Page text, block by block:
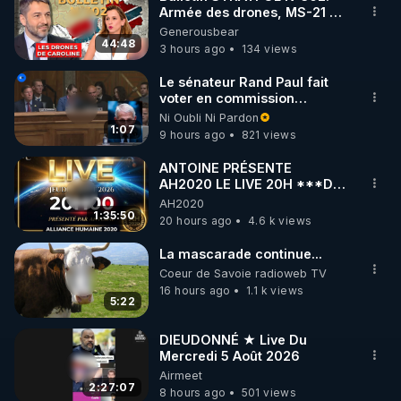
🌱 INSTAGRAM
https://www.instagram.com/rdlr_thierrycasasnovas/
http://rgnr.li/instagram
🌱 LA NEWSLETTER
Pour ne pas rater l’actualité RGNR (stages,
http://rgnr.li/news
🌱 VIDÉOS NON CENSURÉES SUR ODYSEE
Toutes les vidéos Youtube sont aussi sur la
http://rgnr.li/odysee
🌱 LES STAGES EN PRÉSENTIEL
http://rgnr.li/stages
44:48
Armée des drones, MS-21 en
série, missiles coréens.
07.08.2026.
Generousbear
3 hours ago
134 views
1:07
Le sénateur Rand Paul fait
voter en commission
l'outrage au Congrès contre
Anthony Fauci
Ni Oubli Ni Pardon
9 hours ago
821 views
1:35:50
ANTOINE PRÉSENTE
AH2020 LE LIVE 20H ***DU
06/08/2026***
AH2020
20 hours ago
4.6 k views
5:22
La mascarade continue...
Coeur de Savoie radioweb TV
16 hours ago
1.1 k views
2:27:07
DIEUDONNÉ ★ Live Du
Mercredi 5 Août 2026
Airmeet
8 hours ago
501 views